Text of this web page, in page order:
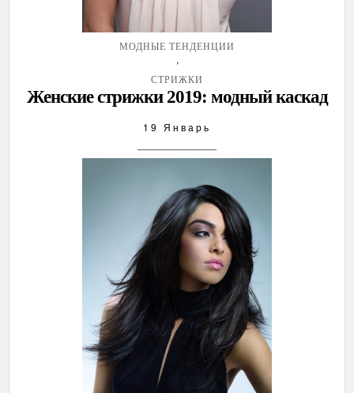
МОДНЫЕ ТЕНДЕНЦИИ
,
СТРИЖКИ
Женские стрижки 2019: модный каскад
19 Январь